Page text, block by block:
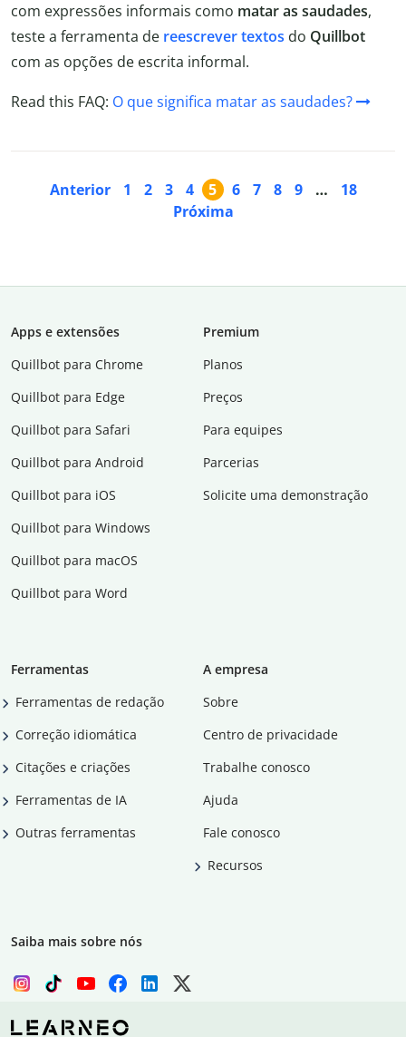
com expressões informais como matar as saudades,
teste a ferramenta de reescrever textos do Quillbot
com as opções de escrita informal.
Read this FAQ: O que significa matar as saudades?
Anterior 1 2 3 4 5 6 7 8 9 …
18
Próxima
Apps e extensões
Quillbot para Chrome
Quillbot para Edge
Quillbot para Safari
Quillbot para Android
Quillbot para iOS
Quillbot para Windows
Quillbot para macOS
Quillbot para Word
Premium
Planos
Preços
Para equipes
Parcerias
Solicite uma demonstração
Ferramentas
Ferramentas de redação
Correção idiomática
Citações e criações
Ferramentas de IA
Outras ferramentas
A empresa
Sobre
Centro de privacidade
Trabalhe conosco
Ajuda
Fale conosco
Recursos
Saiba mais sobre nós